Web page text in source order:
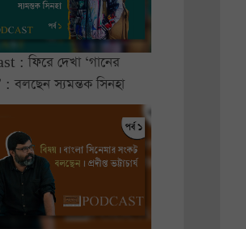
: ফিরে দেখা ‘গানের
: বলছেন স্যমন্তক সিনহা